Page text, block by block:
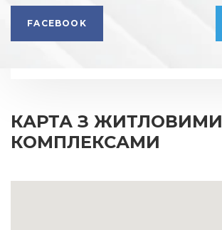
FACEBOOK
КАРТА З ЖИТЛОВИМИ
КОМПЛЕКСАМИ